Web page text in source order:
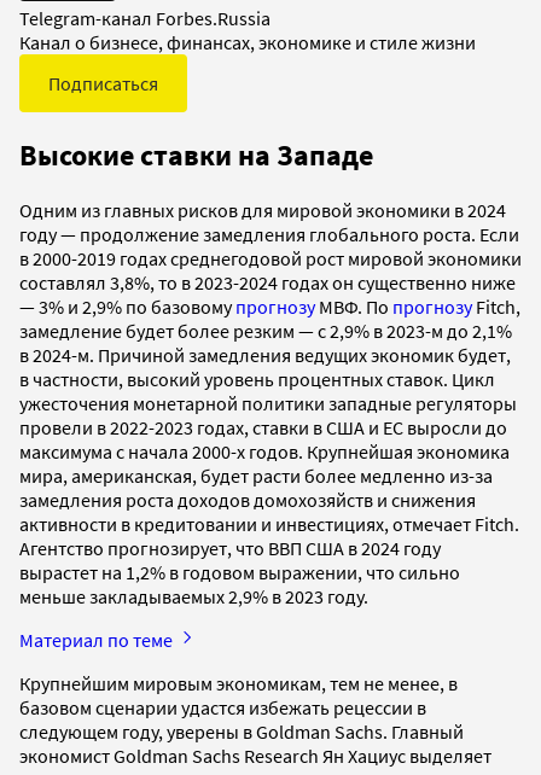
Telegram-канал Forbes.Russia
Канал о бизнесе, финансах, экономике и стиле жизни
Подписаться
Высокие ставки на Западе
Одним из главных рисков для мировой экономики в 2024
году — продолжение замедления глобального роста. Если
в 2000-2019 годах среднегодовой рост мировой экономики
составлял 3,8%, то в 2023-2024 годах он существенно ниже
— 3% и 2,9% по базовомупрогнозуМВФ. По прогнозуFitch,
замедление будет более резким — с 2,9% в 2023-м до 2,1%
в 2024-м. Причиной замедления ведущих экономик будет,
в частности, высокий уровень процентных ставок. Цикл
ужесточения монетарной политики западные регуляторы
провели в 2022-2023 годах, ставки в США и ЕС выросли до
максимума с начала 2000-х годов. Крупнейшая экономика
мира, американская, будет расти более медленно из-за
замедления роста доходов домохозяйств и снижения
активности в кредитовании и инвестициях, отмечает Fitch.
Агентство прогнозирует, что ВВП США в 2024 году
вырастет на 1,2% в годовом выражении, что сильно
меньше закладываемых 2,9% в 2023 году.
Материал по теме
Крупнейшим мировым экономикам, тем не менее, в
базовом сценарии удастся избежать рецессии в
следующем году, уверены в Goldman Sachs. Главный
экономист Goldman Sachs Research Ян Хациус выделяет